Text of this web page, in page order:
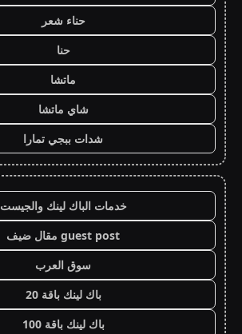
حناء شعر
حنا
ماتشا
شاي ماتشا
شدات ببجي تمارا
خدمات الباك لينك والجيست
guest post مقال ضيف
سوق العرب
باك لينك باقة 20
باك لينك باقة 100